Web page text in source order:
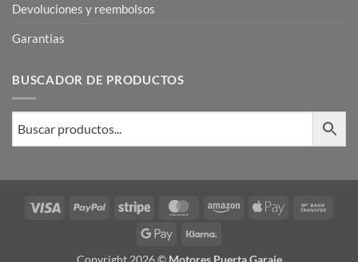
Devoluciones y reembolsos
Garantias
BUSCADOR DE PRODUCTOS
Visa PayPal Stripe MasterCardAmazonApple
Google
Pay